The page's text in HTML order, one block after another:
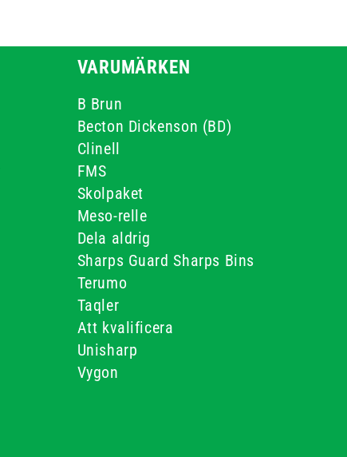
VARUMÄRKEN
B Brun
Becton Dickenson (BD)
Clinell
FMS
Skolpaket
Meso-relle
Dela aldrig
Sharps Guard Sharps Bins
Terumo
Taqler
Att kvalificera
Unisharp
Vygon